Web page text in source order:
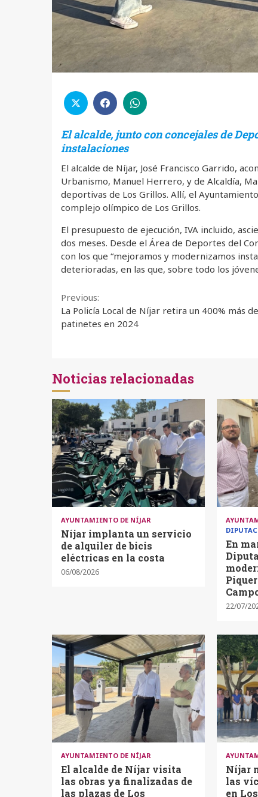
El alcalde, junto con concejales de
instalaciones
El alcalde de Níjar, José Francisco Garrido,
Urbanismo, Manuel Herrero, y de Alcaldía,
deportivas de Los Grillos. Allí, el
complejo olímpico de Los Grillos.
El presupuesto de ejecución, IVA incluido,
dos meses. Desde el Área de Deportes del
con los que “mejoramos y modernizamos
deterioradas, en las que, sobre todo los
Continue
Reading
Previous:
La Policía Local de Níjar retira un 400% más de
patinetes en 2024
Noticias relacionadas
AYUNTAMIENTO DE NÍJAR
Níjar implanta un servicio
de alquiler de bicis
eléctricas en la costa
06/08/2026
En
22/07/
AYUNTAMIENTO DE NÍJAR
El alcalde de Níjar visita
las obras ya finalizadas de
las plazas de Los
Níjar
las
en